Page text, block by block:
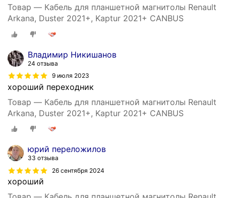
Товар — Кабель для планшетной магнитолы Renault
Arkana, Duster 2021+, Kaptur 2021+ CANBUS
Владимир Никишанов
24 отзыва
9 июля 2023
хороший переходник
Товар — Кабель для планшетной магнитолы Renault
Arkana, Duster 2021+, Kaptur 2021+ CANBUS
юрий переложилов
33 отзыва
26 сентября 2024
хороший